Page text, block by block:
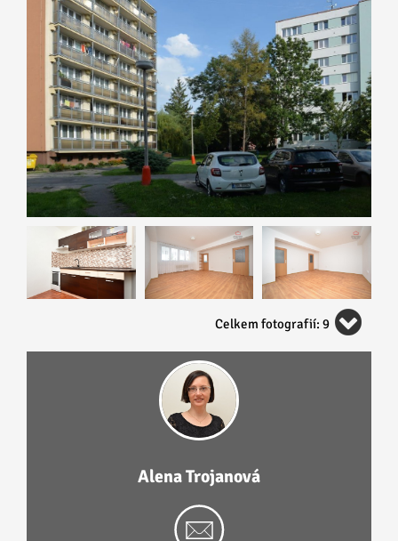
Celkem fotografií: 9
Alena Trojanová